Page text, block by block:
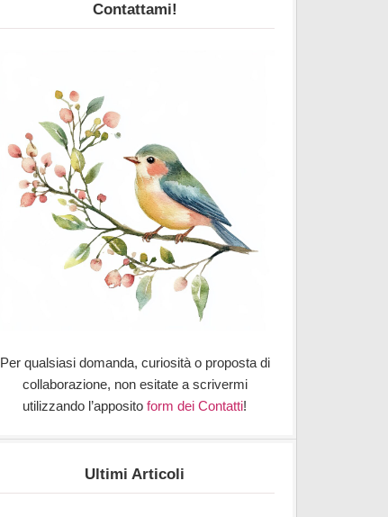
Contattami!
Per qualsiasi domanda, curiosità o proposta di
collaborazione, non esitate a scrivermi
utilizzando l’apposito form dei Contatti!
Ultimi Articoli